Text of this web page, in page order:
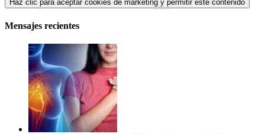
Haz clic para aceptar cookies de marketing y permitir este contenido
Mensajes recientes